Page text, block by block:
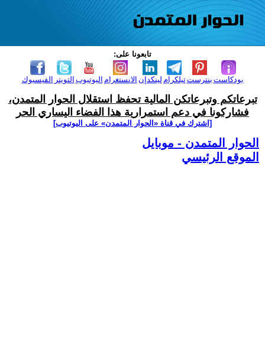
تابعونا على:
الفيسبوك التويتر اليوتيوب الانستغرام لينكدإن تيلكرامبنترست بودكاست
تبرعاتكم وتبرعاتكن المالية تحفظ استقلال الحوار المتمدن،
فشاركونا في دعم استمرارية هذا الفضاء اليساري الحر
[اشترك في قناة ‫«الحوار المتمدن» على اليوتيوب]
الحوار المتمدن - موبايل
الموقع الرئيسي